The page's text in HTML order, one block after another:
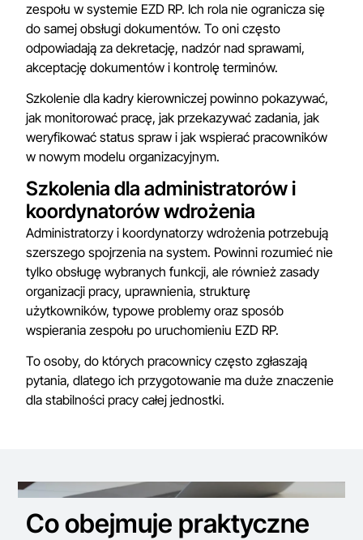
zespołu w systemie EZD RP. Ich rola nie ogranicza się
do samej obsługi dokumentów. To oni często
odpowiadają za dekretację, nadzór nad sprawami,
akceptację dokumentów i kontrolę terminów.
Szkolenie dla kadry kierowniczej powinno pokazywać,
jak monitorować pracę, jak przekazywać zadania, jak
weryfikować status spraw i jak wspierać pracowników
w nowym modelu organizacyjnym.
Szkolenia dla administratorów i
koordynatorów wdrożenia
Administratorzy i koordynatorzy wdrożenia potrzebują
szerszego spojrzenia na system. Powinni rozumieć nie
tylko obsługę wybranych funkcji, ale również zasady
organizacji pracy, uprawnienia, strukturę
użytkowników, typowe problemy oraz sposób
wspierania zespołu po uruchomieniu EZD RP.
To osoby, do których pracownicy często zgłaszają
pytania, dlatego ich przygotowanie ma duże znaczenie
dla stabilności pracy całej jednostki.
Co obejmuje praktyczne